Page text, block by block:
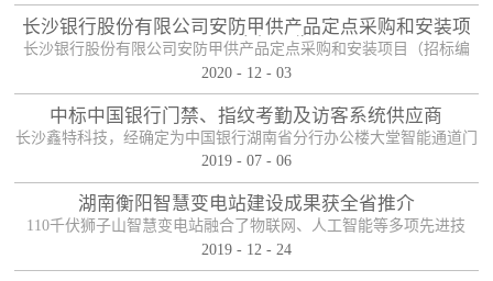
定贵单位为本项目2包的入围供应商。中标产品：防护舱
长沙银行股份有限公司安防甲供产品定点采购和安装项
目——中标公告
长沙银行股份有限公司安防甲供产品定点采购和安装项目（招标编
号：0646-204HNGL500）评标工作已经结束，经评标委员会认真评
的中标人。包一采购内容为：1、甲级木质防火门；2、防尾随联动互
锁安全门；3、自助银行安全防护门；4、甲级防盗安全门（优质
钢）；5、钢化玻璃自动感应门、防砸玻璃自动感应，和电机；6、银
行专用防盗卷帘门（含电机、控...
2020 - 12 - 03
中标中国银行门禁、指纹考勤及访客系统供应商
长沙鑫特科技，经确定为中国银行湖南省分行办公楼大堂智能通道门
禁、指纹考勤、访客系统采购项目供应商。门禁指纹考勤系统
2019 - 07 - 06
湖南衡阳智慧变电站建设成果获全省推介
110千伏狮子山智慧变电站融合了物联网、人工智能等多项先进技
术，是设备侧电力物联网建设在专业领域的最佳实践。”近日，国网
2019 - 12 - 24